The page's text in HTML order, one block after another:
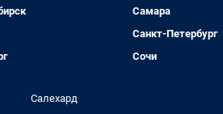
Самара
Санкт-Петербург
Сочи
Салехард